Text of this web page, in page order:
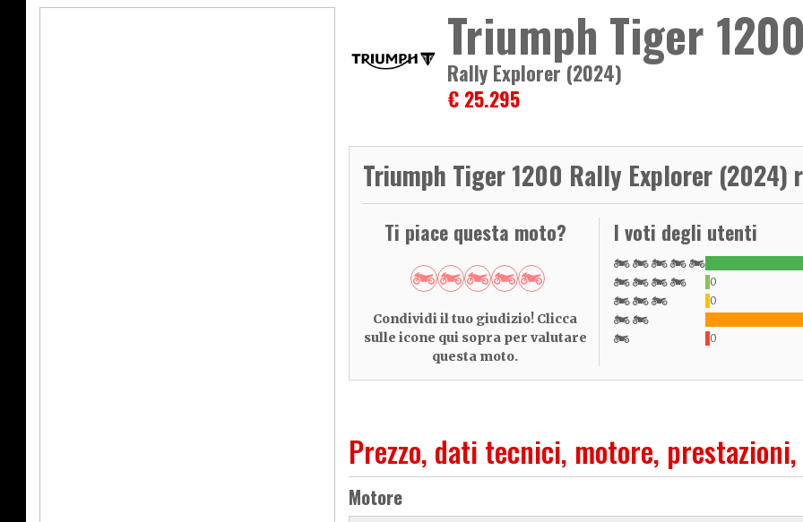
Triumph Tiger
Rally Explorer (2024)
€ 25.295
Triumph Tiger 1200 Rally Explorer (2024)
Ti piace questa moto?
Condividi il tuo giudizio! Clicca
sulle icone qui sopra per valutare
questa moto.
I voti degli utenti
0
0
0
Prezzo, dati tecnici, motore,
Motore